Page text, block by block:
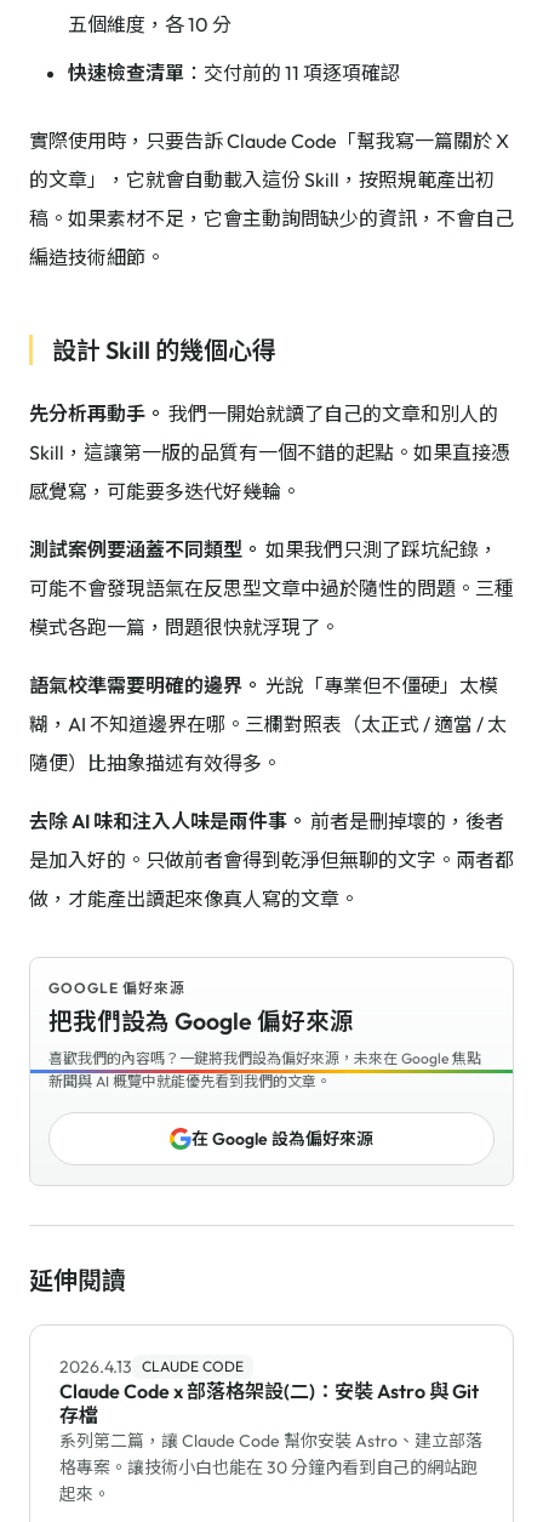
五個維度，各 10 分
快速檢查清單 ：交付前的 11 項逐項確認
實際使用時，只要告訴 Claude Code「幫我寫一篇關於 X
的文章」，它就會自動載入這份 Skill，按照規範產出初
稿。如果素材不足，它會主動詢問缺少的資訊，不會自己
編造技術細節。
設計 Skill 的幾個心得
先分析再動手。 我們一開始就讀了自己的文章和別人的
Skill，這讓第一版的品質有一個不錯的起點。如果直接憑
感覺寫，可能要多迭代好幾輪。
測試案例要涵蓋不同類型。 如果我們只測了踩坑紀錄，
可能不會發現語氣在反思型文章中過於隨性的問題。三種
模式各跑一篇，問題很快就浮現了。
語氣校準需要明確的邊界。 光說「專業但不僵硬」太模
糊，AI 不知道邊界在哪。三欄對照表（太正式 / 適當 / 太
隨便）比抽象描述有效得多。
去除 AI 味和注入人味是兩件事。 前者是刪掉壞的，後者
是加入好的。只做前者會得到乾淨但無聊的文字。兩者都
做，才能產出讀起來像真人寫的文章。
GOOGLE 偏好來源
把我們設為 Google 偏好來源
喜歡我們的內容嗎？一鍵將我們設為偏好來源，未來在 Google 焦點
新聞與 AI 概覽中就能優先看到我們的文章。
在 Google 設為偏好來源
延伸閱讀
2026.4.13 CLAUDE CODE
Claude Code x 部落格架設(二)：安裝 Astro 與 Git
存檔
系列第二篇，讓 Claude Code 幫你安裝 Astro、建立部落
格專案。讓技術小白也能在 30 分鐘內看到自己的網站跑
起來。